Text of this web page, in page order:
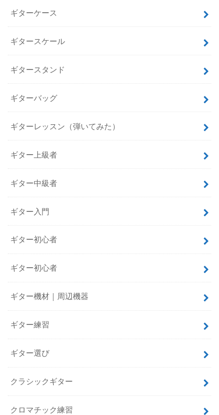
ギターケース
ギタースケール
ギタースタンド
ギターバッグ
ギターレッスン（弾いてみた）
ギター上級者
ギター中級者
ギター入門
ギター初心者
ギター初心者
ギター機材｜周辺機器
ギター練習
ギター選び
クラシックギター
クロマチック練習